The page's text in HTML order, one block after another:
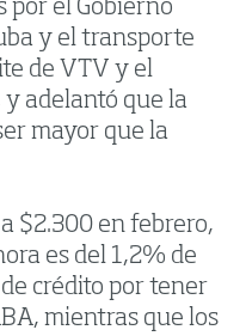
por el Gobierno
y el transporte
de VTV y el
adelantó que la
mayor que la
$2.300 en febrero,
es del 1,2% de
crédito por tener
mientras que los